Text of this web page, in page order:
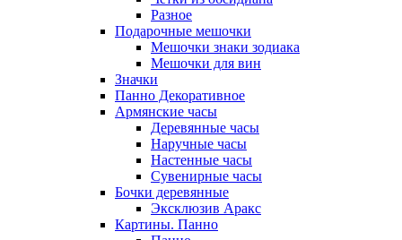
Разное
Подарочные мешочки
Мешочки знаки зодиака
Мешочки для вин
Значки
Панно Декоративное
Армянские часы
Деревянные часы
Наручные часы
Настенные часы
Сувенирные часы
Бочки деревянные
Эксклюзив Аракс
Картины. Панно